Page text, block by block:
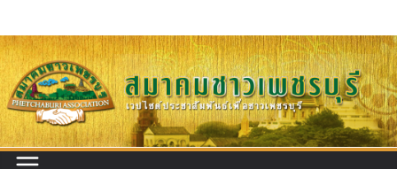
to
content